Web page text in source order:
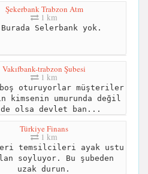
Şekerbank Trabzon Atm
1 km
Selerbank yok.
Vakıfbank-trabzon Şubesi
1 km
oturuyorlar müşteriler
kimsenin umurunda değil
de olsa devlet ban...
Türkiye Finans
1 km
temsilcileri ayak ustu
soyluyor. Bu şubeden
uzak durun.